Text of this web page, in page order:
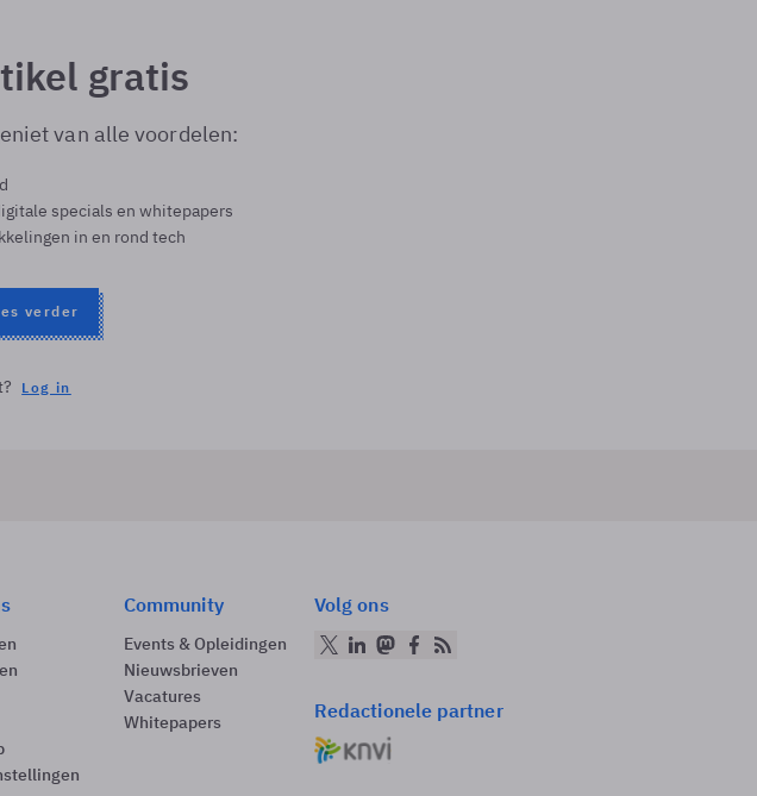
gratis
van alle voordelen:
specials en whitepapers
in en rond tech
verder
Log in
Community
Events & Opleidingen
Nieuwsbrieven
Vacatures
Whitepapers
Volg ons
Redactionele partner